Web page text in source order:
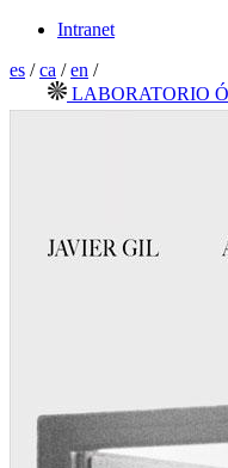
Intranet
es /ca /en /
LABORATORIO